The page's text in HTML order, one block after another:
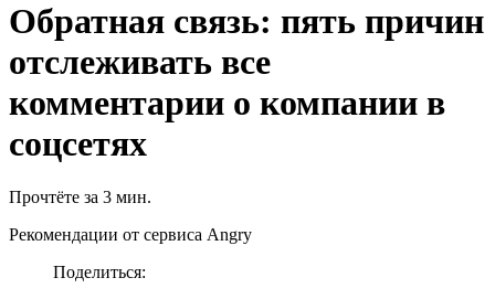
Обратная связь: пять причин
отслеживать все
комментарии о компании в
соцсетях
Прочтёте за 3 мин.
Рекомендации от сервиса Angry
Поделиться: